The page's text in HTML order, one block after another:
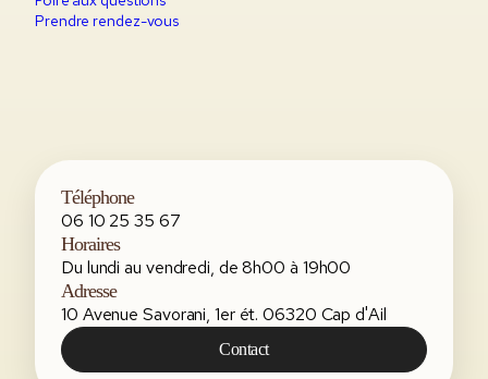
Prendre rendez-vous
Téléphone
06 10 25 35 67
Horaires
Du lundi au vendredi, de 8h00 à 19h00
Adresse
10 Avenue Savorani, 1er ét. 06320 Cap d'Ail
Contact